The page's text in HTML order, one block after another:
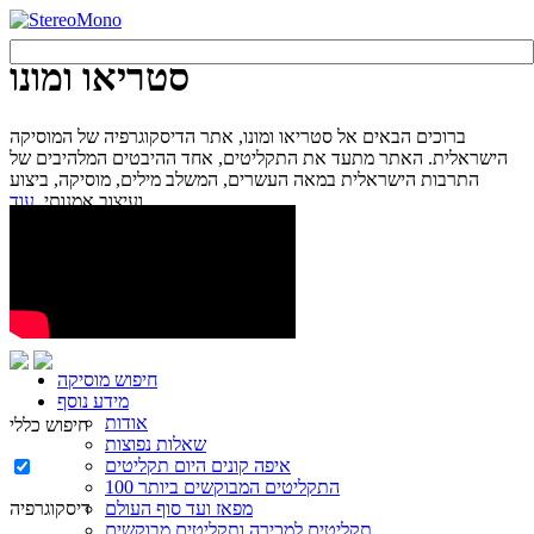
סטריאו ומונו
ברוכים הבאים אל סטריאו ומונו, אתר הדיסקוגרפיה של המוסיקה
הישראלית. האתר מתעד את התקליטים, אחד ההיבטים המלהיבים של
התרבות הישראלית במאה העשרים, המשלב מילים, מוסיקה, ביצוע
ועיצוב אמנותי.עוד...
חיפוש מוסיקה
מידע נוסף
אודות
שאלות נפוצות
איפה קונים היום תקליטים
100 התקליטים המבוקשים ביותר
מפאז ועד סוף העולם
תקליטים למכירה ותקליטים מבוקשים
חיפוש כללי
דיסקוגרפיה